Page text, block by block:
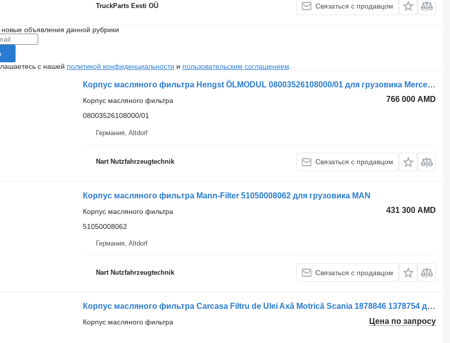
TruckParts Eesti OÜ Связаться с продавцом
объявления данной рубрики
с нашей политикой конфиденциальности и пользовательским соглашением
Корпус масляного фильтра Hengst ÖLMODUL 08003526108000/01 для грузовика Mercedes-Benz Actros MP 4
766 000 AMD
Корпус масляного фильтра
08003526108000/01
Германия, Altdorf
Nart Nutzfahrzeugtechnik Связаться с продавцом
Корпус масляного фильтра Mann-Filter 51050008062 для грузовика MAN
431 300 AMD
Корпус масляного фильтра
51050008062
Германия, Altdorf
Nart Nutzfahrzeugtechnik Связаться с продавцом
Корпус масляного фильтра Carcasa Filtru de Ulei Axă Motrică Scania 1878846 1378754 для грузовика
Цена по запросу
Корпус масляного фильтра